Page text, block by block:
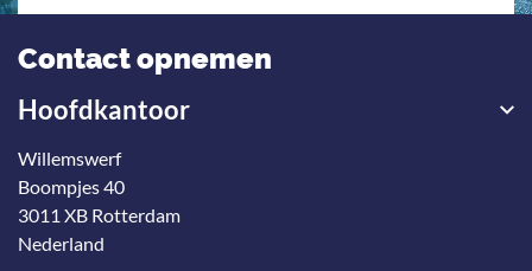
Contact opnemen
Hoofdkantoor
Willemswerf
Boompjes 40
3011 XB Rotterdam
Nederland